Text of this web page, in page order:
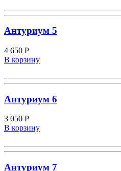
Антуриум 5
4 650 Р
В корзину
Антуриум 6
3 050 Р
В корзину
Антуриум 7